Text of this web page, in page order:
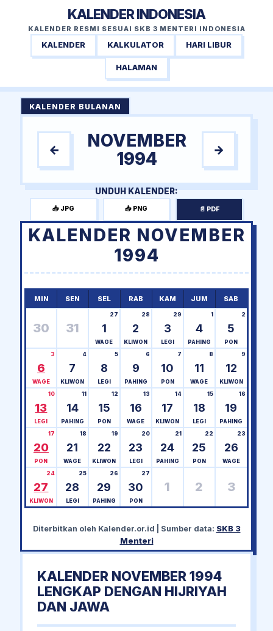
KALENDER INDONESIA
KALENDER RESMI SESUAI SKB 3 MENTERI INDONESIA
KALENDER KALKULATOR HARI LIBUR
HALAMAN
KALENDER BULANAN
←
NOVEMBER
1994
→
UNDUH KALENDER:
📥 JPG 📥 PNG 📄 PDF
KALENDER NOVEMBER
1994
MIN SEN SEL RAB KAM JUM SAB
30 31 1
27
WAGE
2
28
KLIWON
3
29
LEGI
4
1
PAHING
5
2
PON
6
3
WAGE
7
4
KLIWON
8
5
LEGI
9
6
PAHING
10
7
PON
11
8
WAGE
12
9
KLIWON
13
10
LEGI
14
11
PAHING
15
12
PON
16
13
WAGE
17
14
KLIWON
18
15
LEGI
19
16
PAHING
20
17
PON
21
18
WAGE
22
19
KLIWON
23
20
LEGI
24
21
PAHING
25
22
PON
26
23
WAGE
27
24
KLIWON
28
25
LEGI
29
26
PAHING
30
27
PON
1 2 3
Diterbitkan oleh Kalender.or.id | Sumber data: SKB 3
Menteri
KALENDER NOVEMBER 1994
LENGKAP DENGAN HIJRIYAH
DAN JAWA